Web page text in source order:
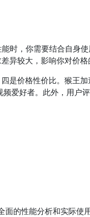
时，你需要结合自身
异较大，影响你对价格
是价格性价比。猴王
爱好者。此外，用户
面的性能分析和实际使